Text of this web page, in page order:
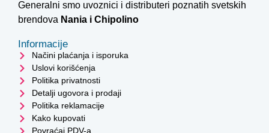
Generalni smo uvoznici i distributeri poznatih svetskih
brendova Nania i Chipolino
Informacije
Načini plaćanja i isporuka
Uslovi korišćenja
Politika privatnosti
Detalji ugovora i prodaji
Politika reklamacije
Kako kupovati
Povraćaj PDV-a